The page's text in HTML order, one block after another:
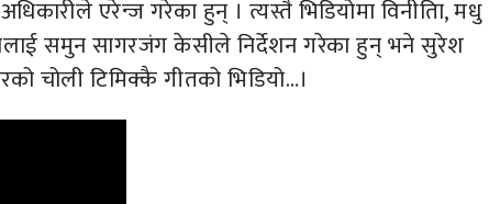
एरेन्ज गरेका हुन् । त्यस्तै भिडियोमा विनीतिा, मधु
समुन सागरजंग केसीले निर्देशन गरेका हुन् भने सुरेश
चोली टिमिक्कै गीतको भिडियो…।